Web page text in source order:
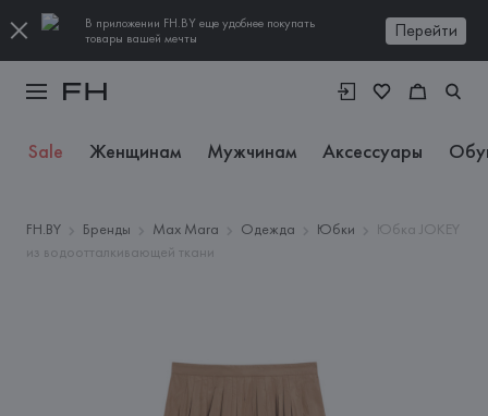
В приложении FH.BY еще удобнее покупать
товары вашей мечты
Перейти
Sale Женщинам Мужчинам Аксессуары
FH.BY Бренды Max Mara Одежда Юбки
Юбка JOKEY
из водоотталкивающей ткани